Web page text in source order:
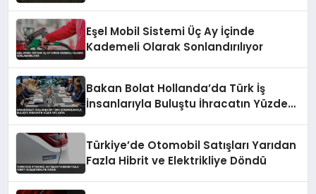
Eşel Mobil Sistemi Üç Ay İçinde
Kademeli Olarak Sonlandırılıyor
Bakan Bolat Hollanda’da Türk İş
İnsanlarıyla Buluştu İhracatın Yüzde
Türkiye’de Otomobil Satışları Yarıdan
Fazla Hibrit ve Elektrikliye Döndü